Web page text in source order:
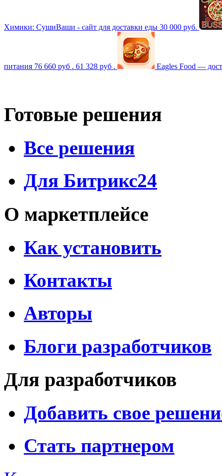
Химики: СушиВаши - сайт для доставки еды 30 000 руб.
питания 76 660 руб . 61 328 руб . Eagles Food —
Готовые решения
Все решения
Для Битрикс24
О маркетплейсе
Как установить
Контакты
Авторы
Блоги разработчиков
Для разработчиков
Добавить свое
Стать партнером